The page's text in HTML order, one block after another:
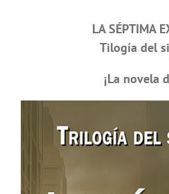
LA SÉPTIMA
Tilogía del
¡La novela